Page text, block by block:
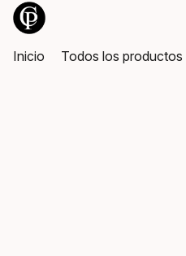
Inicio Todos los productos